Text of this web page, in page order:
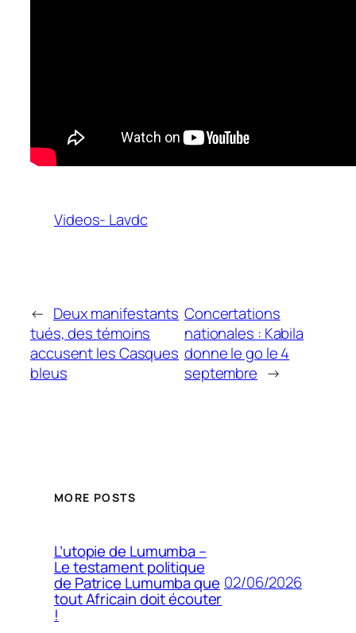
Videos- Lavdc
← Deux manifestants
tués, des témoins
accusent les Casques
bleus
Concertations
nationales : Kabila
donne le go le 4
septembre →
MORE POSTS
L’utopie de Lumumba –
Le testament politique
de Patrice Lumumba que
tout Africain doit écouter
!
02/06/2026